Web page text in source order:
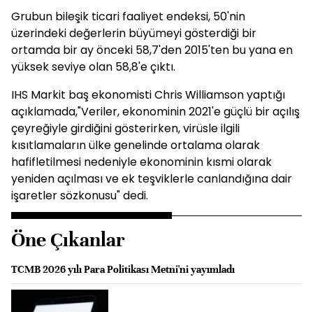
Grubun bileşik ticari faaliyet endeksi, 50'nin
üzerindeki değerlerin büyümeyi gösterdiği bir
ortamda bir ay önceki 58,7'den 2015'ten bu yana en
yüksek seviye olan 58,8'e çıktı.
IHS Markit baş ekonomisti Chris Williamson yaptığı
açıklamada,"Veriler, ekonominin 2021'e güçlü bir açılış
çeyreğiyle girdiğini gösterirken, virüsle ilgili
kısıtlamaların ülke genelinde ortalama olarak
hafifletilmesi nedeniyle ekonominin kısmi olarak
yeniden açılması ve ek teşviklerle canlandığına dair
işaretler sözkonusu" dedi.
Öne Çıkanlar
TCMB 2026 yılı Para Politikası Metni'ni yayımladı